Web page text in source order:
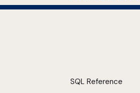
SQL Reference